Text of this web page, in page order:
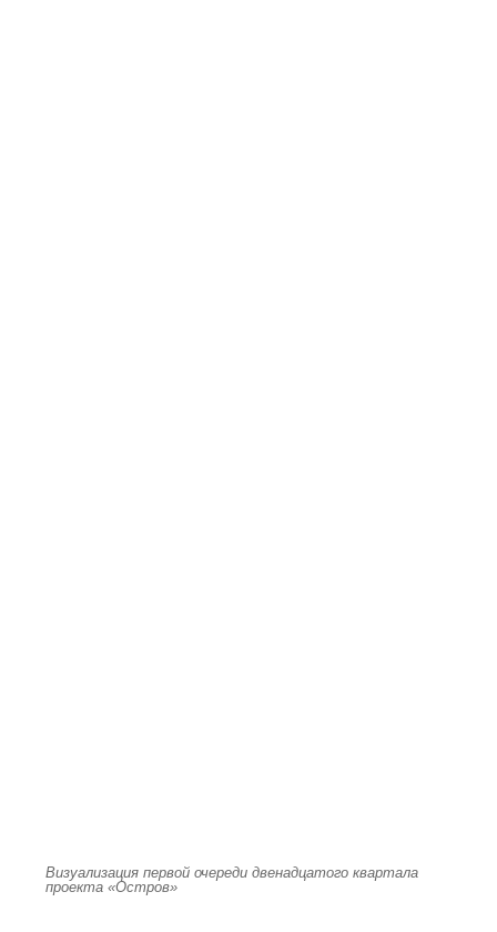
Визуализация первой очереди двенадцатого квартала
проекта «Остров»